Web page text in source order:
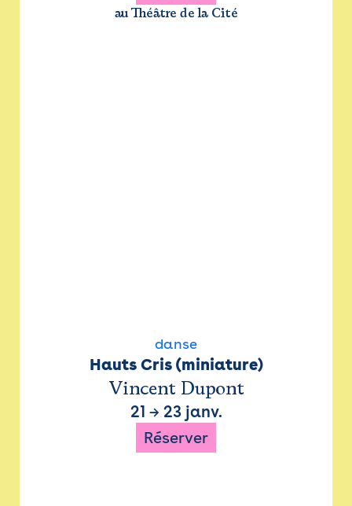
au Théâtre de la Cité
danse
Hauts Cris (miniature)
Vincent Dupont
21 → 23 janv.
Réserver